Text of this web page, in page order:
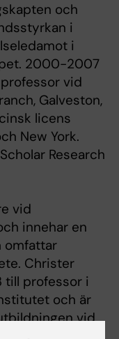
och
i
i
2000-2007
vid
Galveston,
licens
New York.
Research
vid
innehar en
omfattar
Christer
till professor i
och är
vid